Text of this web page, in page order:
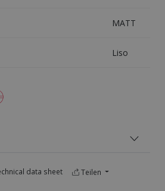
MATT
Liso
data sheet Teilen